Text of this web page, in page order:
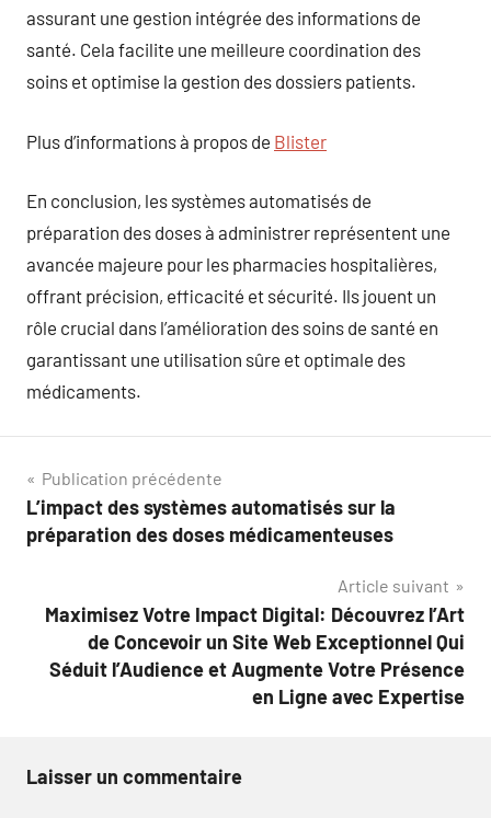
assurant une gestion intégrée des informations de
santé. Cela facilite une meilleure coordination des
soins et optimise la gestion des dossiers patients.
Plus d’informations à propos de Blister
En conclusion, les systèmes automatisés de
préparation des doses à administrer représentent une
avancée majeure pour les pharmacies hospitalières,
offrant précision, efficacité et sécurité. Ils jouent un
rôle crucial dans l’amélioration des soins de santé en
garantissant une utilisation sûre et optimale des
médicaments.
Navigation
de
Publication précédente
L’impact des systèmes automatisés sur la
préparation des doses médicamenteuses
Article suivant
Maximisez Votre Impact Digital: Découvrez l’Art
de Concevoir un Site Web Exceptionnel Qui
Séduit l’Audience et Augmente Votre Présence
en Ligne avec Expertise
Laisser un commentaire